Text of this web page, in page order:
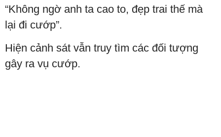
“Không ngờ anh ta cao to, đẹp trai thế mà
lại đi cướp”.
Hiện cảnh sát vẫn truy tìm các đối tượng
gây ra vụ cướp.